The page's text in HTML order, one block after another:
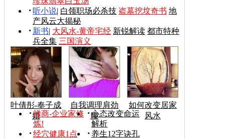
听小说| 白领职场必杀技 盗墓挖坟奇书 地
产风云大揭秘
新书| 大风水-黄帝宅经 新锐解读 都市特种
兵全集 三国演义
叶倩彤-奉子成
婚
自我调理肩劲
腰
如何改变居家
风水
禅商-企业家修
炼!
心态改变命运
解析
经穴健康1点
养生12字诀孔